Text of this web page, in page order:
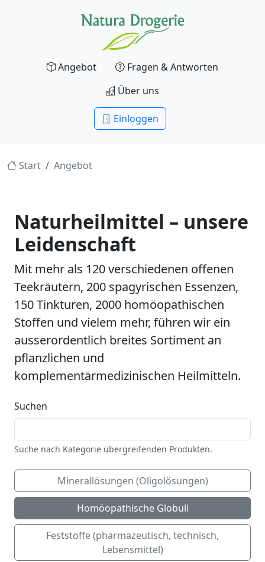
Angebot
Fragen & Antworten
Über uns
Einloggen
Start Angebot
Naturheilmittel – unsere
Leidenschaft
Mit mehr als 120 verschiedenen offenen
Teekräutern, 200 spagyrischen Essenzen,
150 Tinkturen, 2000 homöopathischen
Stoffen und vielem mehr, führen wir ein
ausserordentlich breites Sortiment an
pflanzlichen und
komplementärmedizinischen Heilmitteln.
Suchen
Suche nach Kategorie übergreifenden Produkten.
Minerallösungen (Oligolösungen)
Homöopathische Globuli
Feststoffe (pharmazeutisch, technisch,
Lebensmittel)